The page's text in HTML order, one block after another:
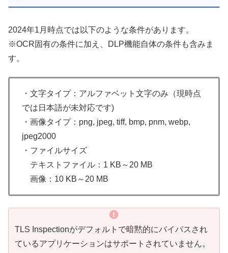
2024年1月時点では以下のような条件があります。
※OCR固有の条件に加え、DLP機能自体の条件も含みま
す。
・文字タイプ：アルファベット文字のみ（現時点
では日本語が未対応です)
・画像タイプ：png, jpeg, tiff, bmp, pnm, webp,
jpeg2000
・ファイルサイズ
テキストファイル：1 KB～20 MB
画像：10 KB～20 MB
TLS Inspectionがデフォルトで暗黙的にバイパスされ
ているアプリケーションはサポートされていません。